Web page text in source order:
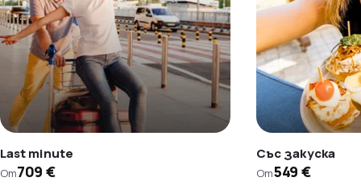
Last minute
От709 €
Със закуска
От549 €